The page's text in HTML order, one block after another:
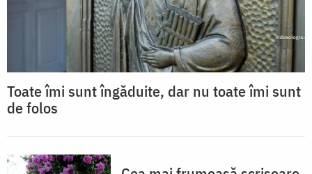
Toate îmi sunt îngăduite, dar nu toate îmi sunt
de folos